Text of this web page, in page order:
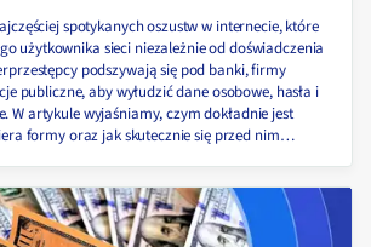
spotykanych oszustw w internecie, które
użytkownika sieci niezależnie od doświadczenia
podszywają się pod banki, firmy
publiczne, aby wyłudzić dane osobowe, hasła i
W artykule wyjaśniamy, czym dokładnie jest
formy oraz jak skutecznie się przed nim